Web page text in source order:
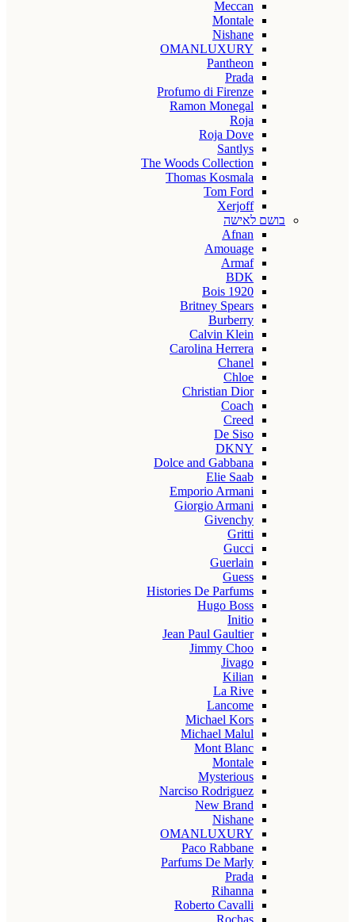
Meccan
Montale
Nishane
OMANLUXURY
Pantheon
Prada
Profumo di Firenze
Ramon Monegal
Roja
Roja Dove
Santlys
The Woods Collection
Thomas Kosmala
Tom Ford
Xerjoff
בושם לאישה
Afnan
Amouage
Armaf
BDK
Bois 1920
Britney Spears
Burberry
Calvin Klein
Carolina Herrera
Chanel
Chloe
Christian Dior
Coach
Creed
De Siso
DKNY
Dolce and Gabbana
Elie Saab
Emporio Armani
Giorgio Armani
Givenchy
Gritti
Gucci
Guerlain
Guess
Histories De Parfums
Hugo Boss
Initio
Jean Paul Gaultier
Jimmy Choo
Jivago
Kilian
La Rive
Lancome
Michael Kors
Michael Malul
Mont Blanc
Montale
Mysterious
Narciso Rodriguez
New Brand
Nishane
OMANLUXURY
Paco Rabbane
Parfums De Marly
Prada
Rihanna
Roberto Cavalli
Rochas